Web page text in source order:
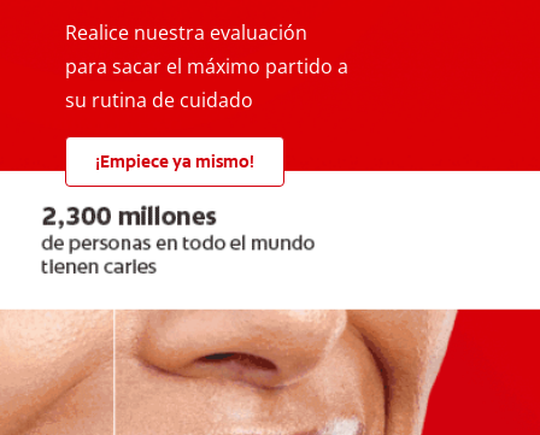
Realice nuestra evaluación
para sacar el máximo partido a
su rutina de cuidado
¡Empiece ya mismo!